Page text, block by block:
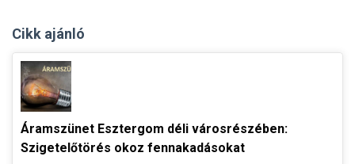
Cikk ajánló
Áramszünet Esztergom déli városrészében:
Szigetelőtörés okoz fennakadásokat